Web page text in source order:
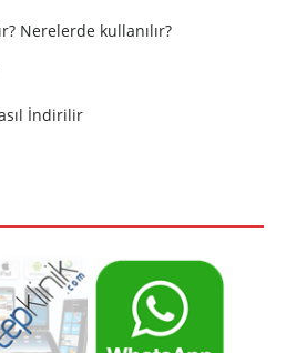
Nerelerde kullanılır?
İndirilir